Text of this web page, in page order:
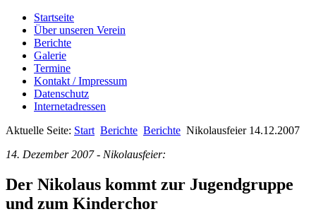
Startseite
Über unseren Verein
Berichte
Galerie
Termine
Kontakt / Impressum
Datenschutz
Internetadressen
Aktuelle Seite: Start Berichte Berichte Nikolausfeier 14.12.2007
14. Dezember 2007 - Nikolausfeier:
Der Nikolaus kommt zur Jugendgruppe
und zum Kinderchor